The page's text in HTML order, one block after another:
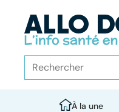
À la une